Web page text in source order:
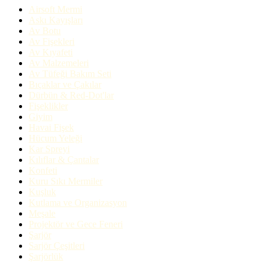
Airsoft Mermi
Askı Kayışları
Av Botu
Av Fişekleri
Av Kıyafeti
Av Malzemeleri
Av Tüfeği Bakım Seti
Bıçaklar ve Çakılar
Dürbün & Red-Dot'lar
Fişeklikler
Giyim
Havai Fişek
Hücum Yeleği
Kar Spreyi
Kılıflar & Çantalar
Konfeti
Kuru Sıkı Mermiler
Kuşluk
Kutlama ve Organizasyon
Meşale
Projektör ve Gece Feneri
Şarjör
Sarjör Çeşitleri
Şarjörlük